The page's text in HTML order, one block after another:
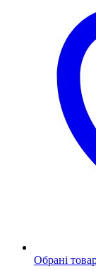
Обрані